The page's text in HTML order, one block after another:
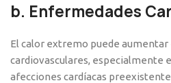
b. Enfermedades
El calor extremo puede
cardiovasculares, especialmente
afecciones cardíacas